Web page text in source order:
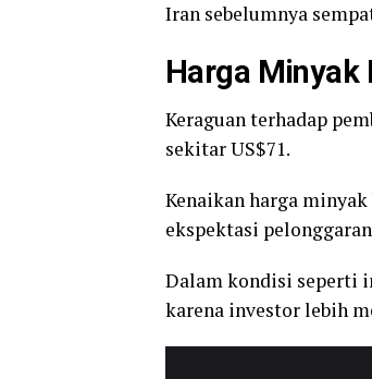
Iran sebelumnya
Harga Minyak
Keraguan terhadap
sekitar US$71.
Kenaikan harga
ekspektasi
Dalam kondisi seperti
karena investor lebih